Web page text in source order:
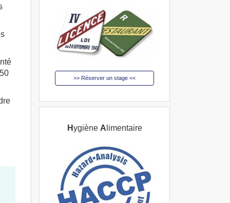
>> Réserver un stage <<
Hygiène A limentaire